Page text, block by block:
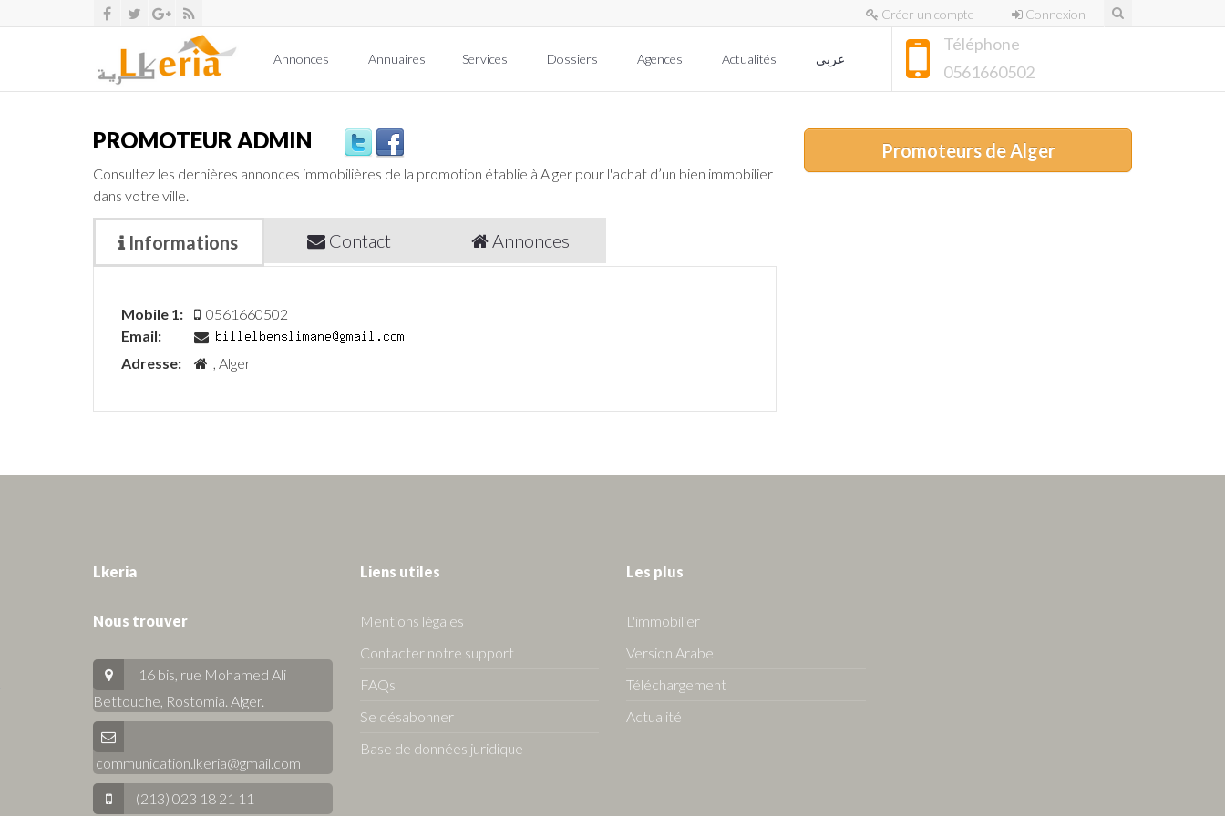
Créer un compte Connexion
Téléphone
0561660502
Annonces Annuaires Services Dossiers Agences Actualités
PROMOTEUR ADMIN
Consultez les dernières annonces immobilières de la promotion établie à Alger pour l'achat d’un bien immobilier
dans votre ville.
Informations Contact Annonces
Mobile 1:
0561660502
Email:
Adresse:
, Alger
Promoteurs de Alger
Lkeria
Nous trouver
16 bis, rue Mohamed Ali
Bettouche, Rostomia. Alger.
communication.lkeria@gmail.com
(213) 023 18 21 11
Liens utiles
Mentions légales
Contacter notre support
FAQs
Se désabonner
Base de données juridique
Les plus
L'immobilier
Version Arabe
Téléchargement
Actualité